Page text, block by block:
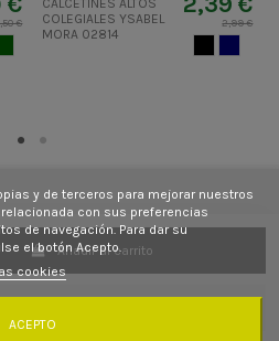
Añadir al carrito
€
CALCETINES ALTOS
COLEGIALES YSABEL
MORA 02814
2,99 €
y de terceros para mejorar nuestros
con sus preferencias
de navegación. Para dar su
el botón Acepto.
cookies
ACEPTO